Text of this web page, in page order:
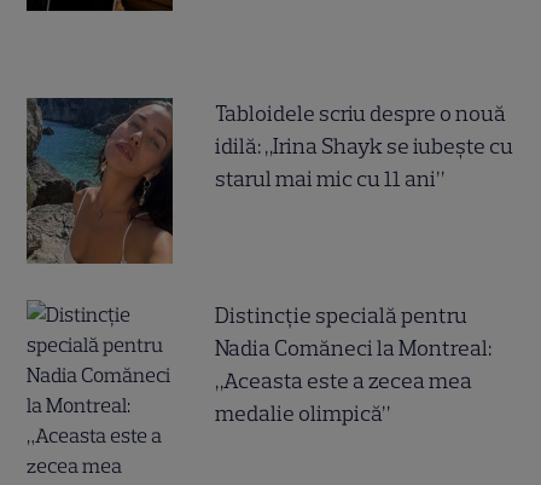
Tabloidele scriu despre o nouă
idilă: „Irina Shayk se iubește cu
starul mai mic cu 11 ani”
Distincție specială pentru
Nadia Comăneci la Montreal:
„Aceasta este a zecea mea
medalie olimpică”